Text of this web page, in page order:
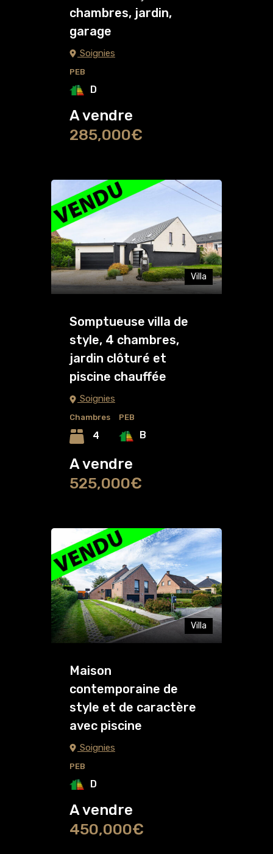
chambres, jardin,
garage
Soignies
PEB
D
A vendre
285,000€
Villa
Somptueuse villa de
style, 4 chambres,
jardin clôturé et
piscine chauffée
Soignies
Chambres
4
PEB
B
A vendre
525,000€
Villa
Maison
contemporaine de
style et de caractère
avec piscine
Soignies
PEB
D
A vendre
450,000€